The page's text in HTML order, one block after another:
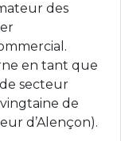
des
en tant que
secteur
de
d’Alençon).